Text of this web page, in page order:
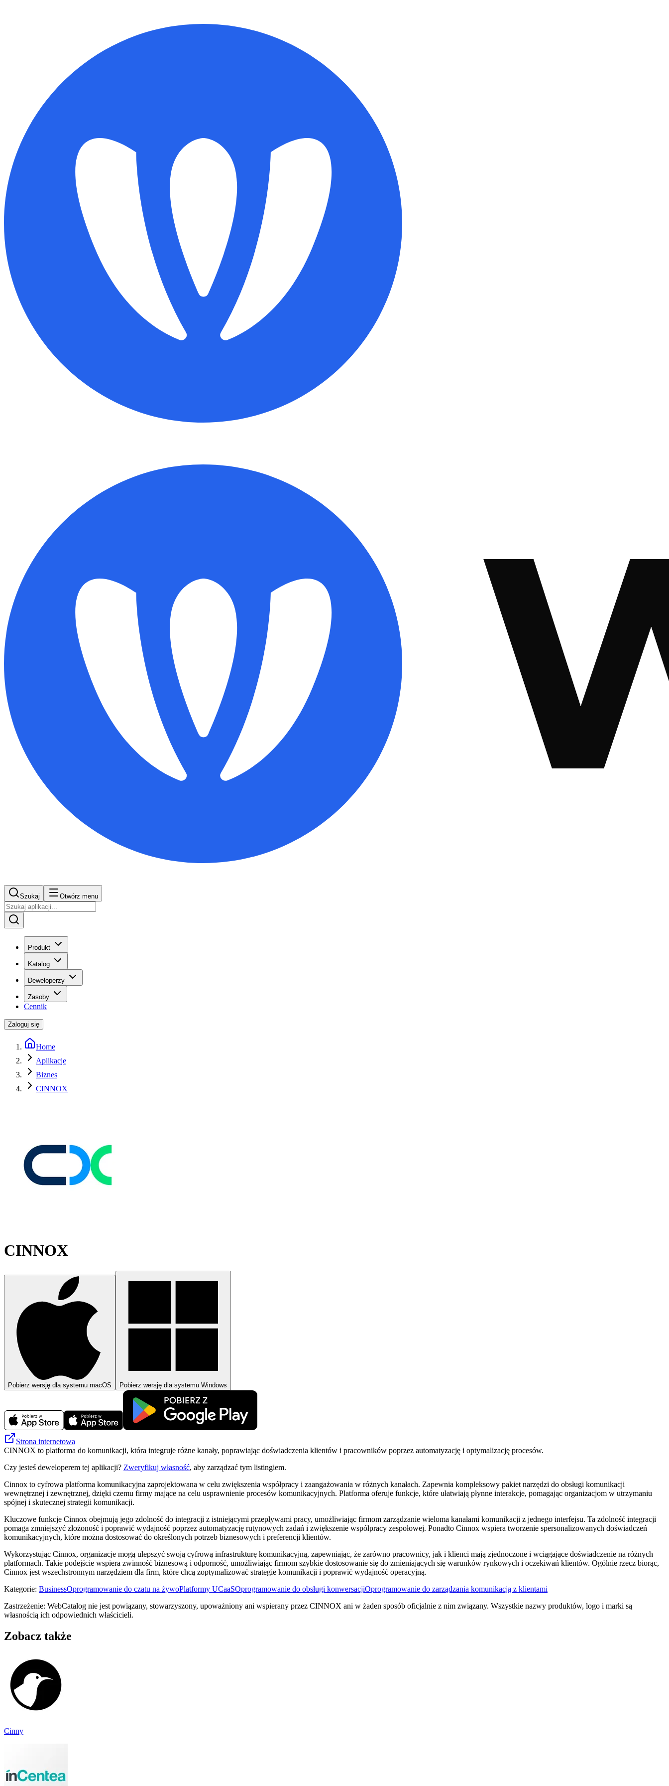
Szukaj Otwórz menu
Produkt
Katalog
Deweloperzy
Zasoby
Cennik
Zaloguj się
Home
Aplikacje
Biznes
CINNOX
CINNOX
Pobierz wersję dla systemu macOS Pobierz wersję dla systemu Windows
Strona internetowa
CINNOX to platforma do komunikacji, która integruje różne kanały, poprawiając doświadczenia klientów i pracowników poprzez automatyzację i optymalizację procesów.
Czy jesteś deweloperem tej aplikacji? Zweryfikuj własność, aby zarządzać tym listingiem.
Cinnox to cyfrowa platforma komunikacyjna zaprojektowana w celu zwiększenia współpracy i zaangażowania w różnych kanałach. Zapewnia kompleksowy pakiet narzędzi do obsługi komunikacji
wewnętrznej i zewnętrznej, dzięki czemu firmy mające na celu usprawnienie procesów komunikacyjnych. Platforma oferuje funkcje, które ułatwiają płynne interakcje, pomagając organizacjom w utrzymaniu
spójnej i skutecznej strategii komunikacji.
Kluczowe funkcje Cinnox obejmują jego zdolność do integracji z istniejącymi przepływami pracy, umożliwiając firmom zarządzanie wieloma kanałami komunikacji z jednego interfejsu. Ta zdolność integracji
pomaga zmniejszyć złożoność i poprawić wydajność poprzez automatyzację rutynowych zadań i zwiększenie współpracy zespołowej. Ponadto Cinnox wspiera tworzenie spersonalizowanych doświadczeń
komunikacyjnych, które można dostosować do określonych potrzeb biznesowych i preferencji klientów.
Wykorzystując Cinnox, organizacje mogą ulepszyć swoją cyfrową infrastrukturę komunikacyjną, zapewniając, że zarówno pracownicy, jak i klienci mają zjednoczone i wciągające doświadczenie na różnych
platformach. Takie podejście wspiera zwinność biznesową i odporność, umożliwiając firmom szybkie dostosowanie się do zmieniających się warunków rynkowych i oczekiwań klientów. Ogólnie rzecz biorąc,
Cinnox jest wszechstronnym narzędziem dla firm, które chcą zoptymalizować strategie komunikacji i poprawić wydajność operacyjną.
Kategorie: BusinessOprogramowanie do czatu na żywoPlatformy UCaaSOprogramowanie do obsługi konwersacjiOprogramowanie do zarządzania komunikacją z klientami
Zastrzeżenie: WebCatalog nie jest powiązany, stowarzyszony, upoważniony ani wspierany przez CINNOX ani w żaden sposób oficjalnie z nim związany. Wszystkie nazwy produktów, logo i marki są
własnością ich odpowiednich właścicieli.
Zobacz także
Cinny